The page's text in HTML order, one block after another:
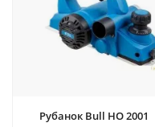
Рубанок Bull HO 2001